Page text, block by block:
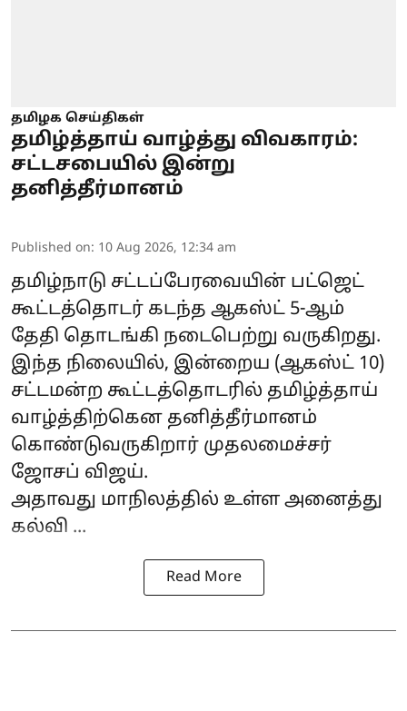
தமிழக செய்திகள்
தமிழ்த்தாய் வாழ்த்து விவகாரம்:
சட்டசபையில் இன்று
தனித்தீர்மானம்
Published on: 10 Aug 2026, 12:34 am
தமிழ்நாடு சட்டப்பேரவையின் பட்ஜெட்
கூட்டத்தொடர் கடந்த ஆகஸ்ட் 5-ஆம்
தேதி தொடங்கி நடைபெற்று வருகிறது.
இந்த நிலையில், இன்றைய (ஆகஸ்ட் 10)
சட்டமன்ற கூட்டத்தொடரில் தமிழ்த்தாய்
வாழ்த்திற்கென தனித்தீர்மானம்
கொண்டுவருகிறார் முதலமைச்சர்
ஜோசப் விஜய்.
அதாவது மாநிலத்தில் உள்ள அனைத்து
கல்வி ...
Read More